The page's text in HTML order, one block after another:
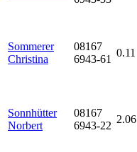
Sommerer
Christina
08167
6943-61
0.11
Sonnhütter
Norbert
08167
6943-22
2.06